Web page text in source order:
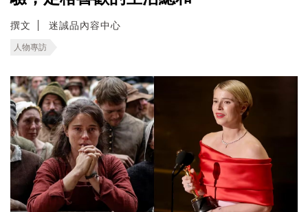
撰文 迷誠品內容中心
人物專訪